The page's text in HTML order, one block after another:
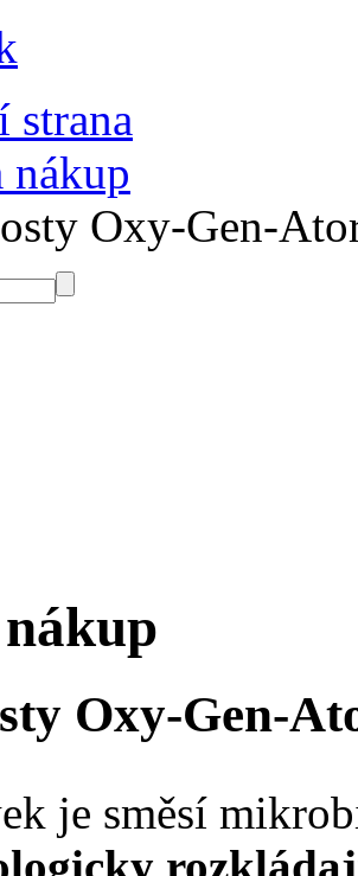
nákup
Oxy-Gen-
Oxy-Gen-
je směsí